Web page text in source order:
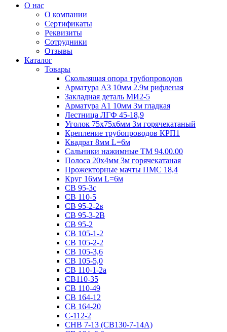
О нас
О компании
Сертификаты
Реквизиты
Сотрудники
Отзывы
Каталог
Товары
Скользящая опора трубопроводов
Арматура А3 10мм 2.9м рифленая
Закладная деталь МИ2-5
Арматура А1 10мм 3м гладкая
Лестница ЛГФ 45-18,9
Уголок 75х75х6мм 3м горячекатаный
Крепление трубопроводов КРП1
Квадрат 8мм L=6м
Сальники нажимные ТМ 94.00.00
Полоса 20х4мм 3м горячекатаная
Прожекторные мачты ПМС 18,4
Круг 16мм L=6м
СВ 95-3с
СВ 110-5
СВ 95-2-2в
СВ 95-3-2В
СВ 95-2
СВ 105-1-2
СВ 105-2-2
СВ 105-3,6
СВ 105-5,0
СВ 110-1-2а
СВ110-35
СВ 110-49
СВ 164-12
СВ 164-20
С-112-2
СНВ 7-13 (СВ130-7-14А)